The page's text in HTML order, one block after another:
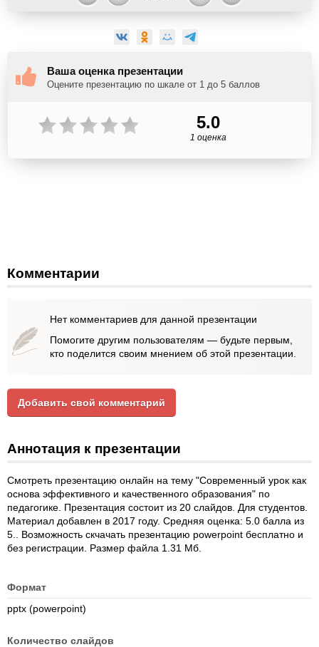
Ваша оценка презентации
Оцените презентацию по шкале от 1 до 5 баллов
5.0
1 оценка
Комментарии
Нет комментариев для данной презентации
Помогите другим пользователям — будьте первым,
кто поделится своим мнением об этой презентации.
Добавить свой комментарий
Аннотация к презентации
Смотреть презентацию онлайн на тему "Современный урок как
основа эффективного и качественного образования" по
педагогике. Презентация состоит из 20 слайдов. Для студентов.
Материал добавлен в 2017 году. Средняя оценка: 5.0 балла из
5.. Возможность скчачать презентацию powerpoint бесплатно и
без регистрации. Размер файла 1.31 Мб.
Формат
pptx (powerpoint)
Количество слайдов